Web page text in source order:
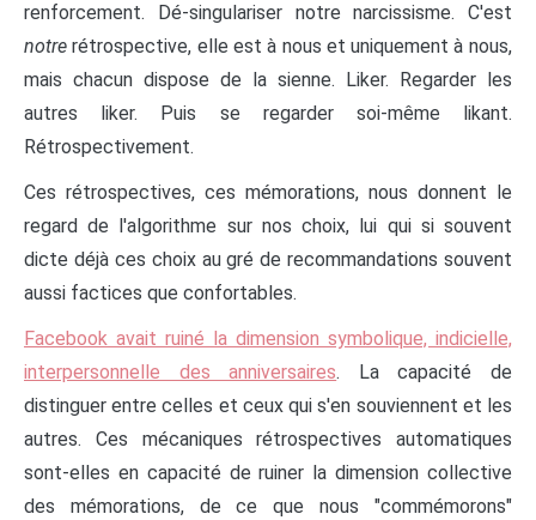
renforcement. Dé-singulariser notre narcissisme. C'est
notre rétrospective, elle est à nous et uniquement à nous,
mais chacun dispose de la sienne. Liker. Regarder les
autres liker. Puis se regarder soi-même likant.
Rétrospectivement.
Ces rétrospectives, ces mémorations, nous donnent le
regard de l'algorithme sur nos choix, lui qui si souvent
dicte déjà ces choix au gré de recommandations souvent
aussi factices que confortables.
Facebook avait ruiné la dimension symbolique, indicielle,
interpersonnelle des anniversaires. La capacité de
distinguer entre celles et ceux qui s'en souviennent et les
autres. Ces mécaniques rétrospectives automatiques
sont-elles en capacité de ruiner la dimension collective
des mémorations, de ce que nous "commémorons"